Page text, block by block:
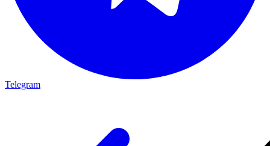
Telegram